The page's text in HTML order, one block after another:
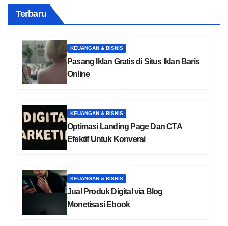
Terbaru
KEUANGAN & BISNIS
Pasang Iklan Gratis di Situs Iklan Baris
Online
KEUANGAN & BISNIS
Optimasi Landing Page Dan CTA
Efektif Untuk Konversi
KEUANGAN & BISNIS
Jual Produk Digital via Blog
Monetisasi Ebook